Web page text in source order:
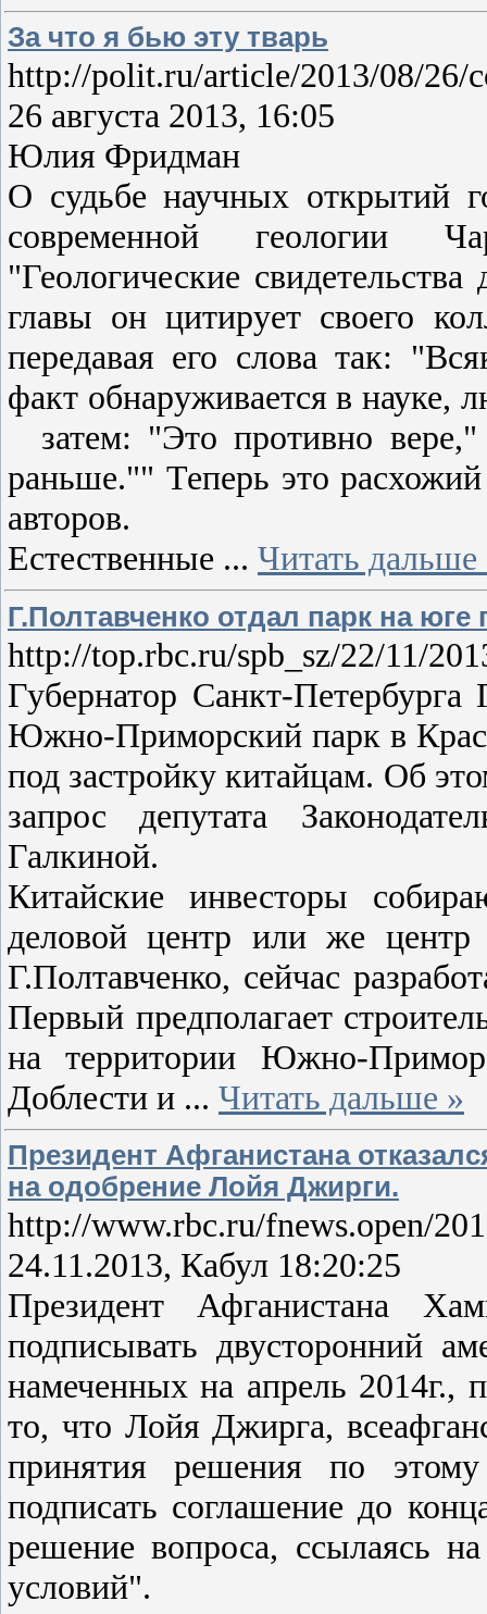
За что я бью эту тварь
http://polit.ru/article/2013/08/26/
26 августа 2013, 16:05
Юлия Фридман
О судьбе научных открытий
современной геологии
"Геологические
главы он цитирует своего
передавая его слова так:
факт обнаруживается в науке,
затем: "Это противно
раньше."" Теперь это
авторов.
Естественные ... Читать дальше
Г.Полтавченко отдал парк на
http://top.rbc.ru/spb_sz/22/11/
Губернатор Санкт-Петербурга
Южно-Приморский парк в
под застройку китайцам. Об
запрос депутата
Галкиной.
Китайские инвесторы
деловой центр или же центр
Г.Полтавченко, сейчас
Первый предполагает
на территории Южно-
Доблести и ... Читать дальше »
Президент Афганистана
на одобрение Лойя Джирги.
http://www.rbc.ru/fnews.open/
24.11.2013, Кабул 18:20:25
Президент Афганистана
подписывать двусторонний
намеченных на апрель 2014г.,
то, что Лойя Джирга,
принятия решения по этому
подписать соглашение до
решение вопроса, ссылаясь
условий".